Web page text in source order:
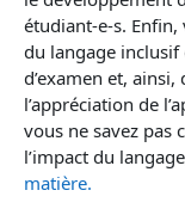
étudiant-e-s. Enfin,
du langage inclusif
d’examen et,
l’appréciation de
vous ne savez pas
l’impact du
matière.